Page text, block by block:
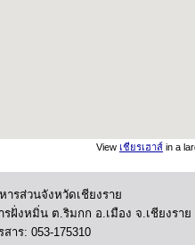
View เชียรเฮาส์ in a
รส่วนจังหวัดเชียงราย
ฝั่งหมิ่น ต.ริมกก อ.เมือง จ.เชียงราย
สาร: 053-175310